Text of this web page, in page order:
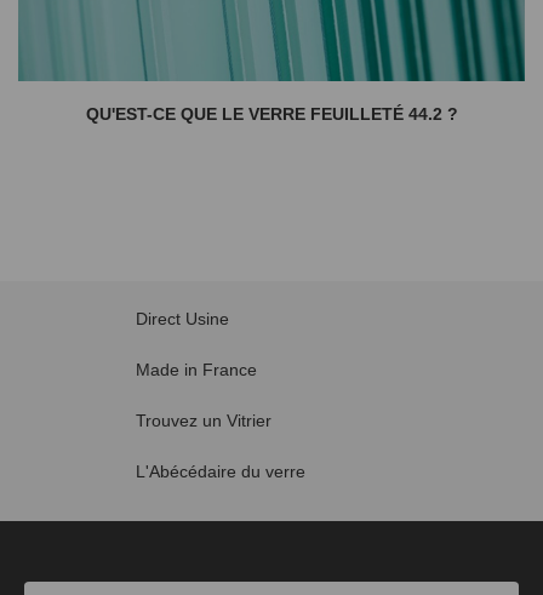
QU'EST-CE QUE LE VERRE FEUILLETÉ 44.2 ?
Direct Usine
Made in France
Trouvez un Vitrier
L'Abécédaire du verre